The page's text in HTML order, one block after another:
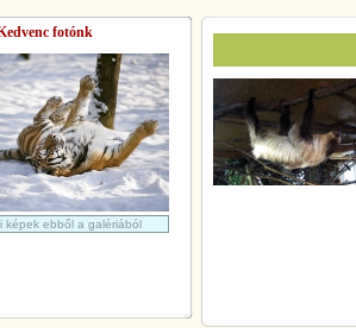
fotónk
képek ebből a galériából